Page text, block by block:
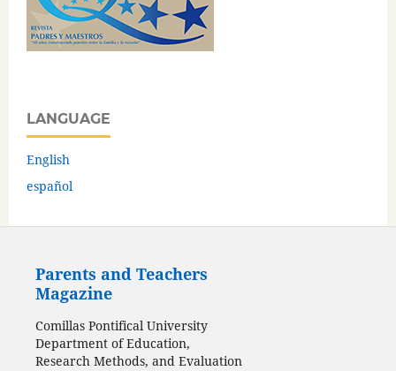
LANGUAGE
English
español
Parents and Teachers
Magazine
Comillas Pontifical University
Department of Education,
Research Methods, and Evaluation